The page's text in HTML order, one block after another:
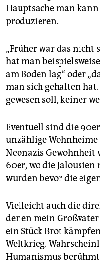
Hauptsache man
produzieren.
„Früher war das nicht
hat man
am Boden lag“ oder
man sich gehalten
gewesen soll, keiner
Eventuell sind die
unzählige
Neonazis Gewohnheit
60er, wo die Jalousien
wurden bevor die
Vielleicht auch die
denen mein
ein Stück Brot
Weltkrieg.
Humanismus